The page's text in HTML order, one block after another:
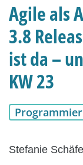
Agile als
3.8
ist da –
KW 23
Stefanie